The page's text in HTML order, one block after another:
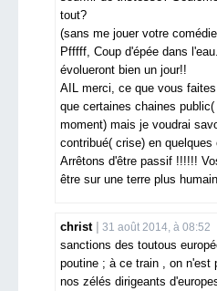
tout?
(sans me jouer votre
Pfffff, Coup d'épée dans
évolueront bien un jour!!
AIL merci, ce que vous
que certaines chaines
moment) mais je voudrai
contribué( crise) en quelques
Arrêtons d'être passif !!!!!!
être sur une terre plus
christ 31 août 2014, à 08:52
sanctions des toutous
poutine ; à ce train , on n'est
nos zélés dirigeants